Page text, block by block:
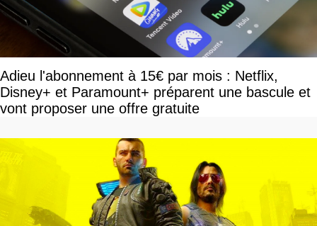
Adieu l'abonnement à 15€ par mois : Netflix,
Disney+ et Paramount+ préparent une bascule et
vont proposer une offre gratuite